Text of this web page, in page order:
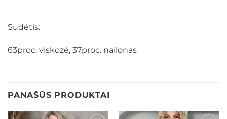
Sudėtis:
63proc. viskozė, 37proc. nailonas
PANAŠŪS PRODUKTAI